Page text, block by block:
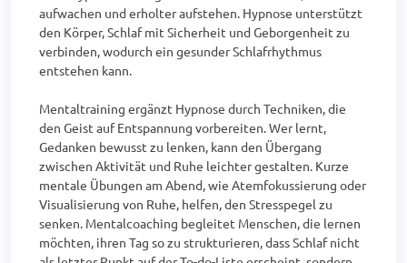
aufwachen und erholter aufstehen. Hypnose unterstützt
den Körper, Schlaf mit Sicherheit und Geborgenheit zu
verbinden, wodurch ein gesunder Schlafrhythmus
entstehen kann.
Mentaltraining ergänzt Hypnose durch Techniken, die
den Geist auf Entspannung vorbereiten. Wer lernt,
Gedanken bewusst zu lenken, kann den Übergang
zwischen Aktivität und Ruhe leichter gestalten. Kurze
mentale Übungen am Abend, wie Atemfokussierung oder
Visualisierung von Ruhe, helfen, den Stresspegel zu
senken. Mentalcoaching begleitet Menschen, die lernen
möchten, ihren Tag so zu strukturieren, dass Schlaf nicht